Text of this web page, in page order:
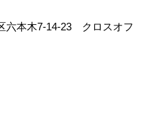
六本木7-14-23 クロスオフ